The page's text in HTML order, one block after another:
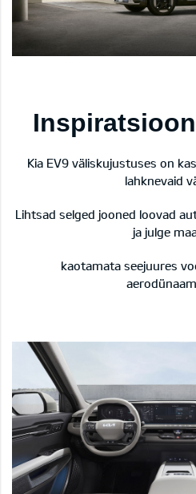
Kia EV9 väliskujustuses on
lahknevaid
Lihtsad selged jooned loovad
ja julge
kaotamata seejuures